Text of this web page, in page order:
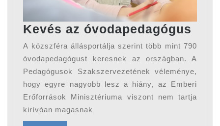
Kevés az óvodapedagógus
az
A közszféra állásportálja szerint több mint 790
óvodapedagógust keresnek az országban. A
Pedagógusok Szakszervezetének véleménye,
hogy egyre nagyobb lesz a hiány, az Emberi
Erőforrások Minisztériuma viszont nem tartja
kirívóan magasnak